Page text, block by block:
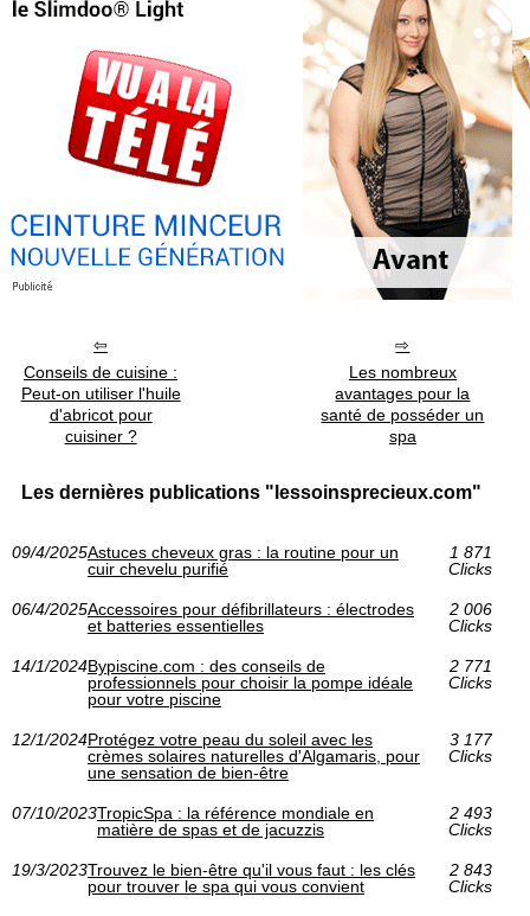
Conseils de cuisine :
Peut-on utiliser l'huile
d'abricot pour
cuisiner ?
Les nombreux
avantages pour la
santé de posséder un
spa
Les dernières publications "lessoinsprecieux.com"
09/4/2025Astuces cheveux gras : la routine pour un
cuir chevelu purifié
1 871
Clicks
06/4/2025Accessoires pour défibrillateurs : électrodes
et batteries essentielles
2 006
Clicks
14/1/2024Bypiscine.com : des conseils de
professionnels pour choisir la pompe idéale
pour votre piscine
2 771
Clicks
12/1/2024Protégez votre peau du soleil avec les
crèmes solaires naturelles d'Algamaris, pour
une sensation de bien-être
3 177
Clicks
07/10/2023TropicSpa : la référence mondiale en
matière de spas et de jacuzzis
2 493
Clicks
19/3/2023Trouvez le bien-être qu'il vous faut : les clés
pour trouver le spa qui vous convient
2 843
Clicks